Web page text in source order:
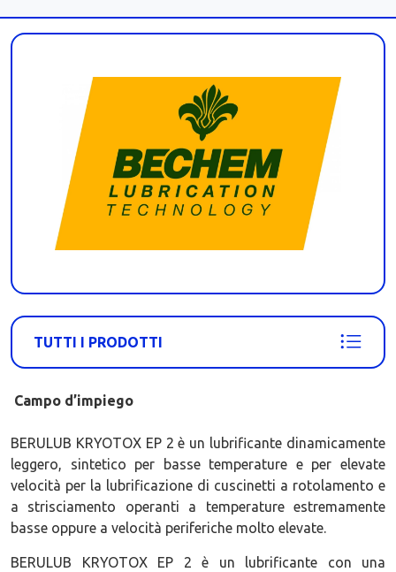
TUTTI I PRODOTTI
Campo d’impiego
BERULUB KRYOTOX EP 2 è un lubrificante dinamicamente
leggero, sintetico per basse temperature e per elevate
velocità per la lubrificazione di cuscinetti a rotolamento e
a strisciamento operanti a temperature estremamente
basse oppure a velocità periferiche molto elevate.
BERULUB KRYOTOX EP 2 è un lubrificante con una